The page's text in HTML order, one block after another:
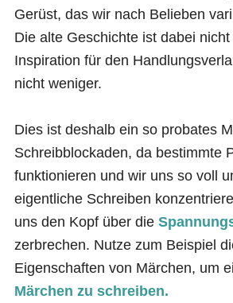
Gerüst, das wir nach Belieben
Die alte Geschichte ist dabei
Inspiration für den
nicht weniger.
Dies ist deshalb ein so probates
Schreibblockaden, da bestimmte
funktionieren und wir uns so voll
eigentliche Schreiben
uns den Kopf über die
zerbrechen. Nutze zum Beispiel
Eigenschaften von Märchen, um
Märchen zu schreiben.